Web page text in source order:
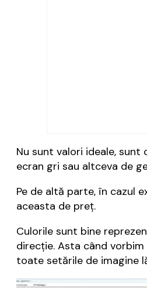
Nu sunt valori ideale,
ecran gri sau altceva de
Pe de altă parte, în cazul
aceasta de preț.
Culorile sunt bine
direcție. Asta când
toate setările de imagine